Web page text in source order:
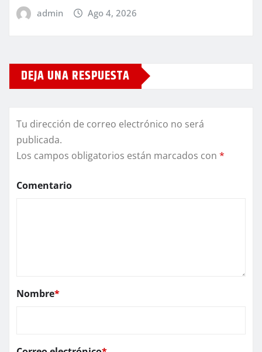
admin Ago 4, 2026
DEJA UNA RESPUESTA
Tu dirección de correo electrónico no será
publicada.
Los campos obligatorios están marcados con *
Comentario
Nombre*